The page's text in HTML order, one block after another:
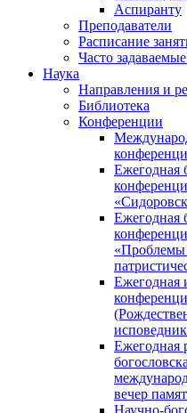
Аспиранту
Преподаватели
Расписание
Часто
Наука
Направления и
Библиотека
Конференции
Ежегодная
Ежегодная
«Проблемы
Ежегодная
Ежегодная
вечер
Научно-